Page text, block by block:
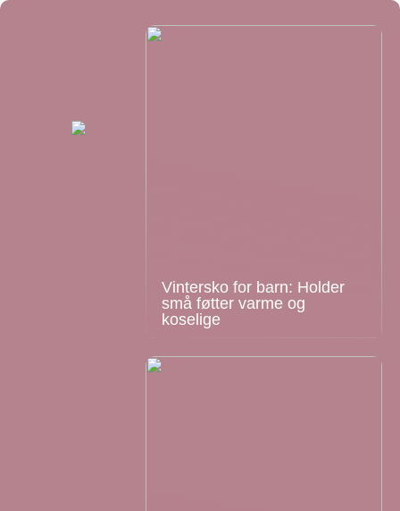
Vintersko for barn: Holder
små føtter varme og
koselige